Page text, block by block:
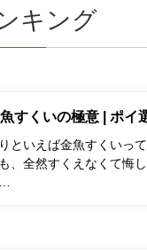
キング
すくいの極意 | ポイ
といえば金魚すくいっ
、全然すくえなくて悔
…